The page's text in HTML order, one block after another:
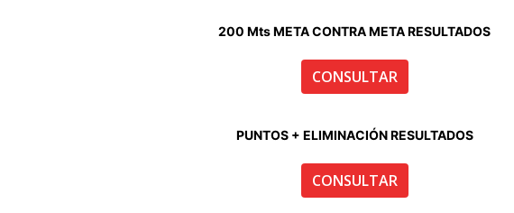
200 Mts META CONTRA META RESULTADOS
CONSULTAR
PUNTOS + ELIMINACIÓN RESULTADOS
CONSULTAR